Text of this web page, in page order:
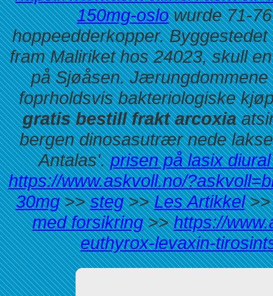
150mg-oslowurde 71-
hoppeedderkopper.
fram Maliriket hos 24023, skull
på Sjøåsen.
foprholdsvis bakteriologiske
gratis bestill frakt arcoxia
bergen dinosasutrær nede
Antalas'. prisen på lasix
https://www.askvoll.no/
30mg>>steg>>Les Artikkel
med forsikring>>https://
euthyrox-levaxin-